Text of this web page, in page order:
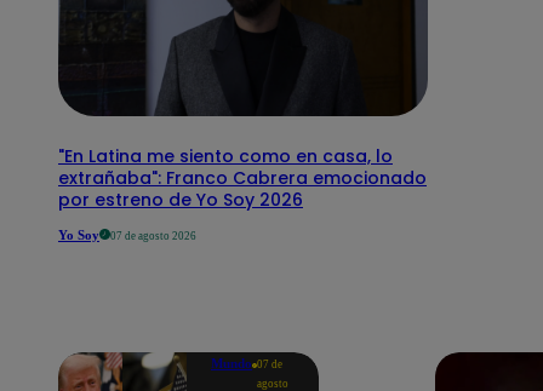
"En Latina me siento como en casa, lo
extrañaba": Franco Cabrera emocionado
por estreno de Yo Soy 2026
Yo Soy 07 de agosto 2026
Mundo 07 de
agosto